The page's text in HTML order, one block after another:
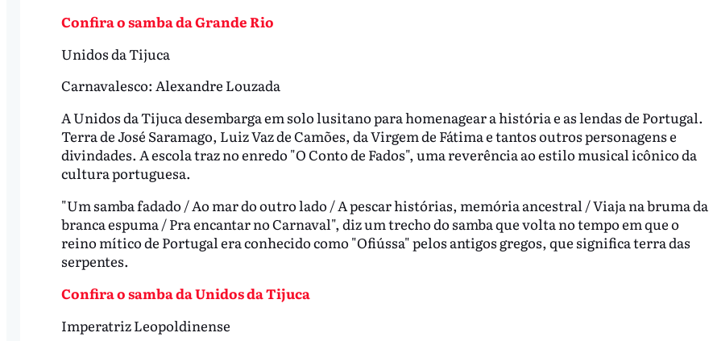
Confira o samba da Grande Rio
Unidos da Tijuca
Carnavalesco: Alexandre Louzada
A Unidos da Tijuca desembarga em solo lusitano para homenagear a história e as lendas de Portugal.
Terra de José Saramago, Luiz Vaz de Camões, da Virgem de Fátima e tantos outros personagens e
divindades. A escola traz no enredo "O Conto de Fados", uma reverência ao estilo musical icônico da
cultura portuguesa.
"Um samba fadado / Ao mar do outro lado / A pescar histórias, memória ancestral / Viaja na bruma da
branca espuma / Pra encantar no Carnaval", diz um trecho do samba que volta no tempo em que o
reino mítico de Portugal era conhecido como "Ofiússa" pelos antigos gregos, que significa terra das
serpentes.
Confira o samba da Unidos da Tijuca
Imperatriz Leopoldinense